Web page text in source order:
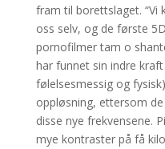
fram til borettslaget. “Vi
oss selv, og de første
pornofilmer tam o
har funnet sin indre
følelsesmessig og
oppløsning, ettersom
disse nye frekvensene.
mye kontraster på få